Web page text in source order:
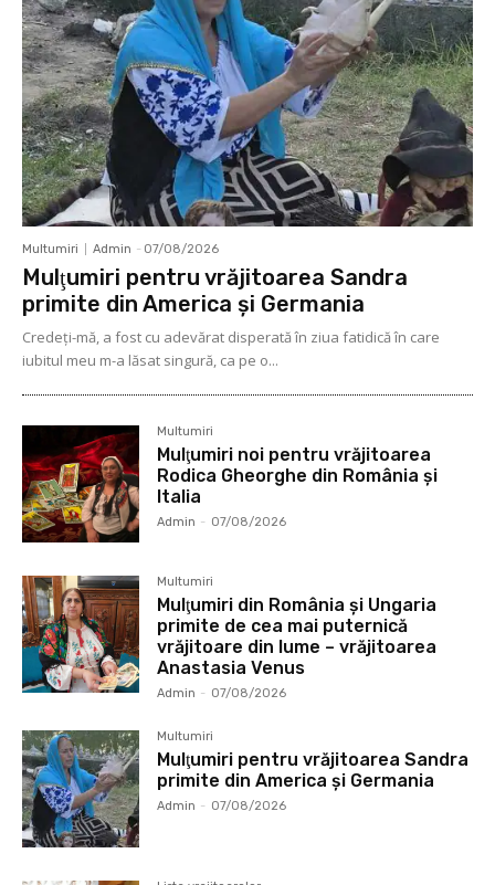
Multumiri Admin - 07/08/2026
Mulţumiri pentru vrăjitoarea Sandra
primite din America și Germania
Credeți-mă, a fost cu adevărat disperată în ziua fatidică în care
iubitul meu m-a lăsat singură, ca pe o...
Multumiri
Mulţumiri noi pentru vrăjitoarea
Rodica Gheorghe din România și
Italia
Admin - 07/08/2026
Multumiri
Mulţumiri din România și Ungaria
primite de cea mai puternică
vrăjitoare din lume – vrăjitoarea
Anastasia Venus
Admin - 07/08/2026
Multumiri
Mulţumiri pentru vrăjitoarea Sandra
primite din America și Germania
Admin - 07/08/2026